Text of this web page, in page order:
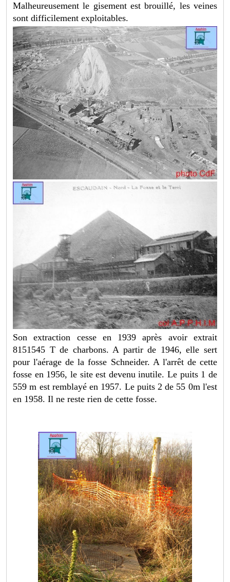
Malheureusement le gisement est brouillé, les veines
sont difficilement exploitables.
Son extraction cesse en 1939 après avoir extrait
8151545 T de charbons. A partir de 1946, elle sert
pour l'aérage de la fosse Schneider. A l'arrêt de cette
fosse en 1956, le site est devenu inutile. Le puits 1 de
559 m est remblayé en 1957. Le puits 2 de 55 0m l'est
en 1958. Il ne reste rien de cette fosse.